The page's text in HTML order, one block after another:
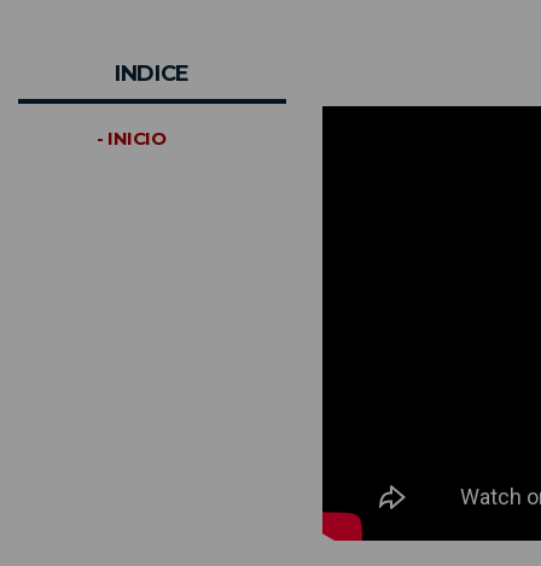
INDICE
- INICIO